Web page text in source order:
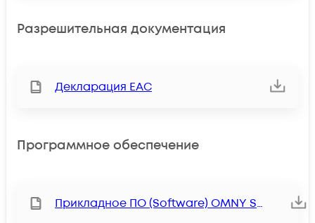
Разрешительная документация
Декларация ЕАС
Программное обеспечение
Прикладное ПО (Software) OMNY Station